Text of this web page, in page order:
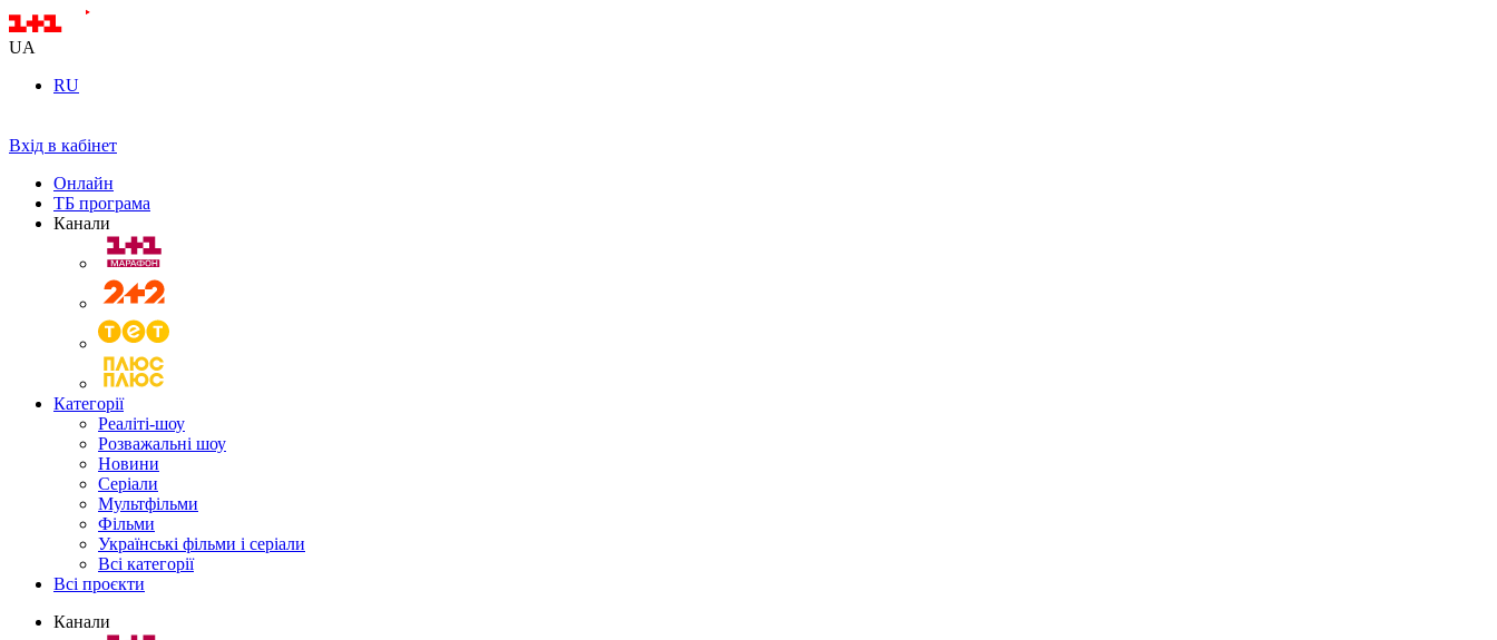
UA
RU
Вхід в кабінет
Онлайн
ТБ програма
Канали
Категорії
Реаліті-шоу
Розважальні шоу
Новини
Серіали
Мультфільми
Фільми
Українські фільми і серіали
Всі категорії
Всі проєкти
Канали